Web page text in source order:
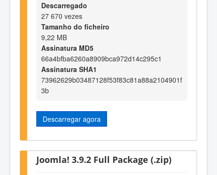
Descarregado
27 670 vezes
Tamanho do ficheiro
9,22 MB
Assinatura MD5
66a4bfba6260a8909bca972d14c295c1
Assinatura SHA1
73962629b03487128f53f83c81a88a2104901f
3b
Descarregar agora
Joomla! 3.9.2 Full Package (.zip)